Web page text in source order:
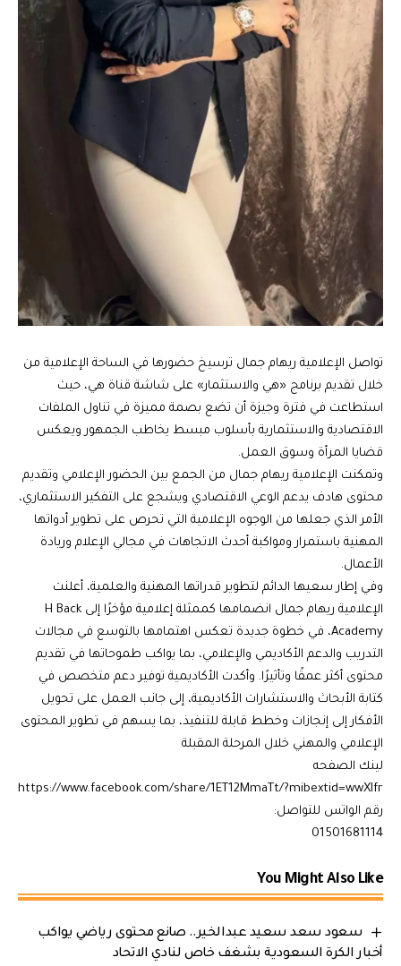
تواصل الإعلامية ريهام جمال ترسيخ حضورها في الساحة الإعلامية من
خلال تقديم برنامج «هي والاستثمار» على شاشة قناة هي، حيث
استطاعت في فترة وجيزة أن تضع بصمة مميزة في تناول الملفات
الاقتصادية والاستثمارية بأسلوب مبسط يخاطب الجمهور ويعكس
قضايا المرأة وسوق العمل.
وتمكنت الإعلامية ريهام جمال من الجمع بين الحضور الإعلامي وتقديم
محتوى هادف يدعم الوعي الاقتصادي ويشجع على التفكير الاستثماري،
الأمر الذي جعلها من الوجوه الإعلامية التي تحرص على تطوير أدواتها
المهنية باستمرار ومواكبة أحدث الاتجاهات في مجالي الإعلام وريادة
الأعمال.
وفي إطار سعيها الدائم لتطوير قدراتها المهنية والعلمية، أعلنت
الإعلامية ريهام جمال انضمامها كممثلة إعلامية مؤخرًا إلى H Back
Academy، في خطوة جديدة تعكس اهتمامها بالتوسع في مجالات
التدريب والدعم الأكاديمي والإعلامي، بما يواكب طموحاتها في تقديم
محتوى أكثر عمقًا وتأثيرًا. وأكدت الأكاديمية توفير دعم متخصص في
كتابة الأبحاث والاستشارات الأكاديمية، إلى جانب العمل على تحويل
الأفكار إلى إنجازات وخطط قابلة للتنفيذ، بما يسهم في تطوير المحتوى
الإعلامي والمهني خلال المرحلة المقبلة
لينك الصفحه
https://www.facebook.com/share/1ET12MmaTt/?mibextid=wwXIfr
رقم الواتس للتواصل:
01501681114
You Might Also Like
سعود سعد سعيد عبدالخير.. صانع محتوى رياضي يواكب
أخبار الكرة السعودية بشغف خاص لنادي الاتحاد